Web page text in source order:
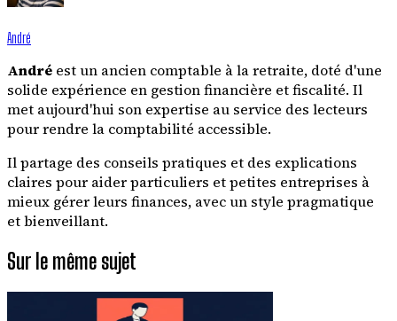
André
André est un ancien comptable à la retraite, doté d'une
solide expérience en gestion financière et fiscalité. Il
met aujourd'hui son expertise au service des lecteurs
pour rendre la comptabilité accessible.
Il partage des conseils pratiques et des explications
claires pour aider particuliers et petites entreprises à
mieux gérer leurs finances, avec un style pragmatique
et bienveillant.
Sur le même sujet